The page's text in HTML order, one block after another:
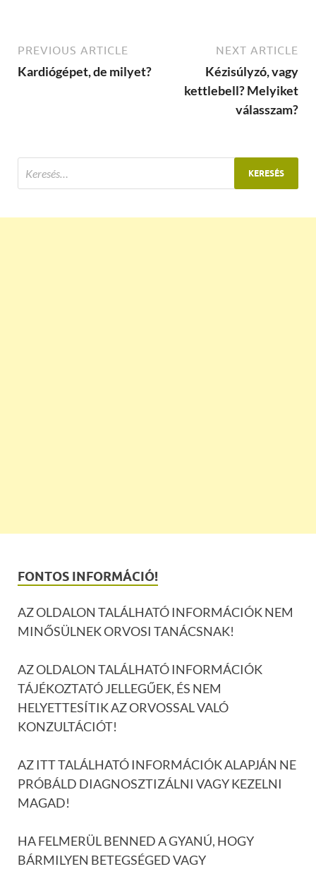
PREVIOUS ARTICLE
Kardiógépet, de milyet?
NEXT ARTICLE
Kézisúlyzó, vagy
kettlebell? Melyiket
válasszam?
FONTOS INFORMÁCIÓ!
AZ OLDALON TALÁLHATÓ INFORMÁCIÓK NEM
MINŐSÜLNEK ORVOSI TANÁCSNAK!
AZ OLDALON TALÁLHATÓ INFORMÁCIÓK
TÁJÉKOZTATÓ JELLEGŰEK, ÉS NEM
HELYETTESÍTIK AZ ORVOSSAL VALÓ
KONZULTÁCIÓT!
AZ ITT TALÁLHATÓ INFORMÁCIÓK ALAPJÁN NE
PRÓBÁLD DIAGNOSZTIZÁLNI VAGY KEZELNI
MAGAD!
HA FELMERÜL BENNED A GYANÚ, HOGY
BÁRMILYEN BETEGSÉGED VAGY